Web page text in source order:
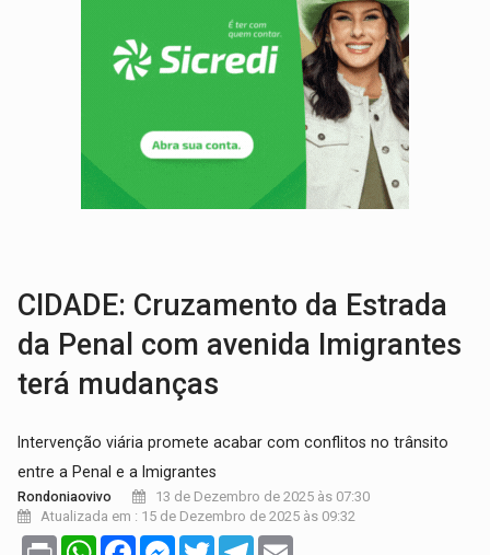
EMPREENDEDORISMO: 7 negócios que podem começar com pouco dinheiro e
GIGANTE DA AMÉRICA: Brasil reúne dimensão continental e posição
10 dicas importantes para quem quer
VARCENA:Cientistas descobrem nova espécie de rã em florestas
BARGANHA: Vai comprar celular usado? Veja como consultar o
CIDADE: Cruzamento da Estrada
da Penal com avenida Imigrantes
terá mudanças
Intervenção viária promete acabar com conflitos no trânsito
entre a Penal e a Imigrantes
Rondoniaovivo
13 de Dezembro de 2025 às 07:30
Atualizada em : 15 de Dezembro de 2025 às 09:32
Print WhatsAppFacebookMessenger
TwitterTelegram